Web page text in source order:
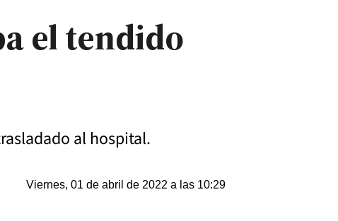
el tendido
al hospital.
Viernes, 01 de abril de 2022 a las 10:29